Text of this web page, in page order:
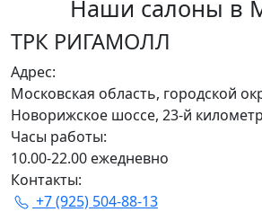
Наши салоны в
ТРК РИГАМОЛЛ
Адрес:
Московская область, городской
Новорижское шоссе, 23-й
Часы работы:
10.00-22.00 ежедневно
Контакты:
+7 (925) 504-88-13